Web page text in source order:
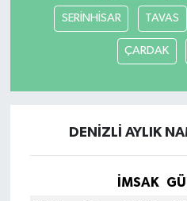
SERİNHİSAR TAVAS
ÇARDAK
DENİZLİ AYLIK
İMSAK